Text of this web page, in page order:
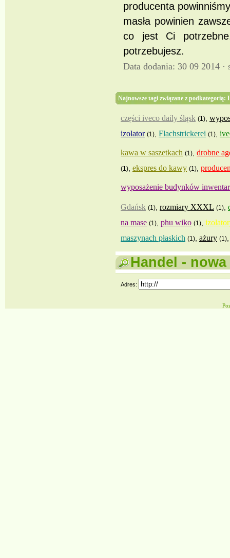
producenta
masła powinien
co jest Ci
potrzebujesz.
Data dodania: 30 09 2014 ·
Najnowsze tagi związane z podkategorią:
części iveco daily śląsk (1)
izolator (1) Flachstrickerei (1)
kawa w saszetkach (1) drobne
(1) ekspres do kawy (1)
wyposażenie budynków
Gdańsk (1) rozmiary XXXL (1)
na mase (1) phu wiko (1)
maszynach płaskich (1) ażury (1)
Handel -
Adres: